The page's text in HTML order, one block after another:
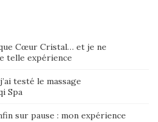
Cœur Cristal… et je ne
telle expérience
testé le massage
Spa
sur pause : mon expérience